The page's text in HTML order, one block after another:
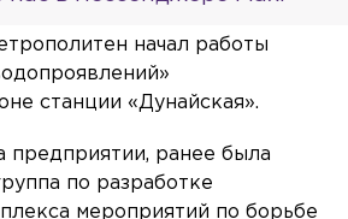
начал работы
станции «Дунайская».
предприятии, ранее была
по разработке
мероприятий по борьбе